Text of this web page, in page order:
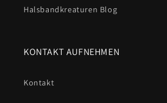
Halsbandkreaturen Blog
KONTAKT AUFNEHMEN
Kontakt